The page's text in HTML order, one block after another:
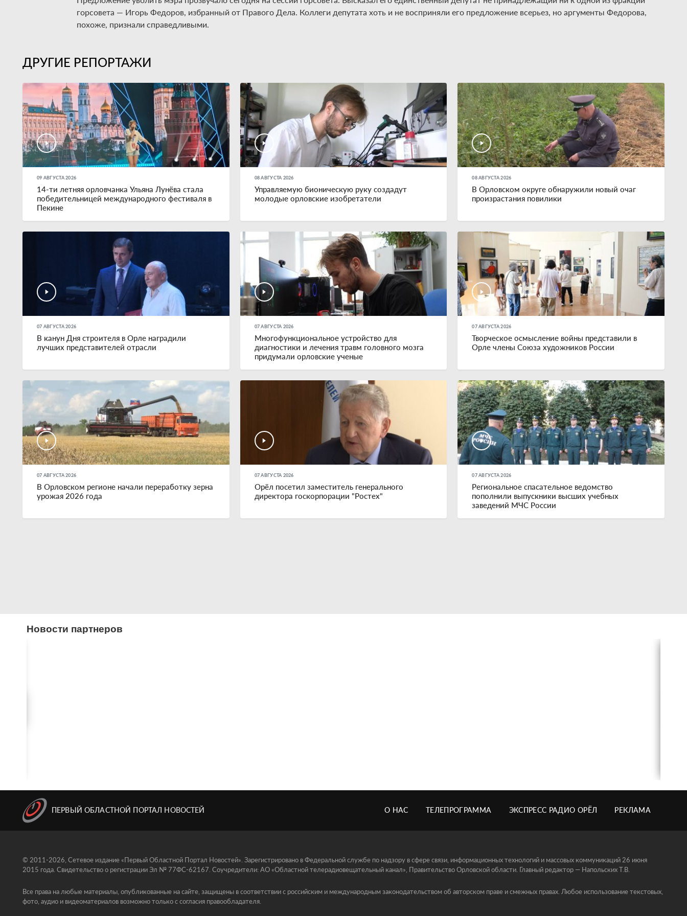
горсовета — Игорь Федоров, избранный от Правого Дела. Коллеги депутата хоть и не восприняли его предложение всерьез, но аргументы Федорова,
похоже, признали справедливыми.
ДРУГИЕ РЕПОРТАЖИ
09 АВГУСТА 2026
14-ти летняя орловчанка Ульяна Лунёва стала
победительницей международного фестиваля в
Пекине
08 АВГУСТА 2026
Управляемую бионическую руку создадут
молодые орловские изобретатели
08 АВГУСТА 2026
В Орловском округе обнаружили новый очаг
произрастания повилики
07 АВГУСТА 2026
В канун Дня строителя в Орле наградили
лучших представителей отрасли
07 АВГУСТА 2026
Многофункциональное устройство для
диагностики и лечения травм головного мозга
придумали орловские ученые
07 АВГУСТА 2026
Творческое осмысление войны представили в
Орле члены Союза художников России
07 АВГУСТА 2026
В Орловском регионе начали переработку зерна
урожая 2026 года
07 АВГУСТА 2026
Орёл посетил заместитель генерального
директора госкорпорации "Ростех"
07 АВГУСТА 2026
Региональное спасательное ведомство
пополнили выпускники высших учебных
заведений МЧС России
Новости партнеров
ПЕРВЫЙ ОБЛАСТНОЙ ПОРТАЛ НОВОСТЕЙ О НАС ТЕЛЕПРОГРАММА ЭКСПРЕСС РАДИО ОРЁЛ РЕКЛАМА
© 2011-2026, Сетевое издание «Первый Областной Портал Новостей». Зарегистрировано в Федеральной службе по надзору в сфере связи, информационных технологий и массовых коммуникаций 26 июня
2015 года. Свидетельство о регистрации Эл № 77ФС-62167. Соучредители: АО «Областной телерадиовещательный канал», Правительство Орловской области. Главный редактор — Напольских Т.В.
Все права на любые материалы, опубликованные на сайте, защищены в соответствии с российским и международным законодательством об авторском праве и смежных правах. Любое использование текстовых,
фото, аудио и видеоматериалов возможно только с согласия правообладателя.